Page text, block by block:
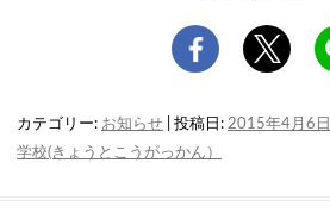
カテゴリー: お知らせ | 投稿日: 2015年4月6日
学校(きょうとこうがっかん）